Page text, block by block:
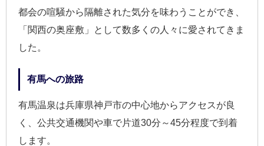
都会の喧騒から隔離された気分を味わうことができ、
「関西の奥座敷」として数多くの人々に愛されてきま
した。
有馬への旅路
有馬温泉は兵庫県神戸市の中心地からアクセスが良
く、公共交通機関や車で片道30分～45分程度で到着
します。